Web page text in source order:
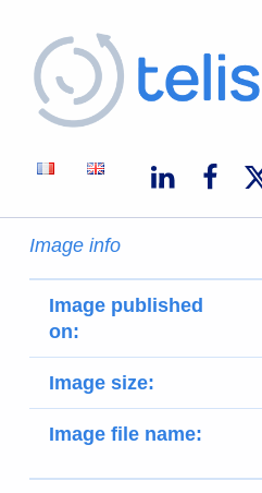
Image info
Image published
on:
Image size:
Image file name: